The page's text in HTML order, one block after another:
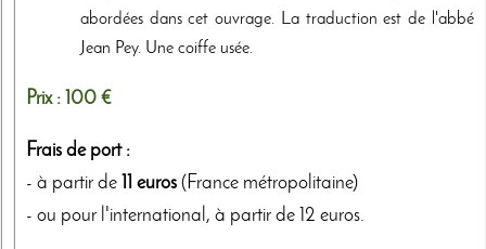
abordées dans cet ouvrage. La traduction est de l'abbé
Jean Pey. Une coiffe usée.
Prix : 100 €
Frais de port :
- à partir de
11 euros (France métropolitaine)
- ou pour l'international, à partir de 12 euros.